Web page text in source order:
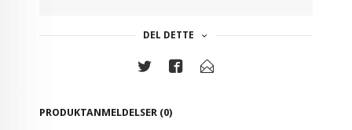
DEL DETTE
PRODUKTANMELDELSER (0)